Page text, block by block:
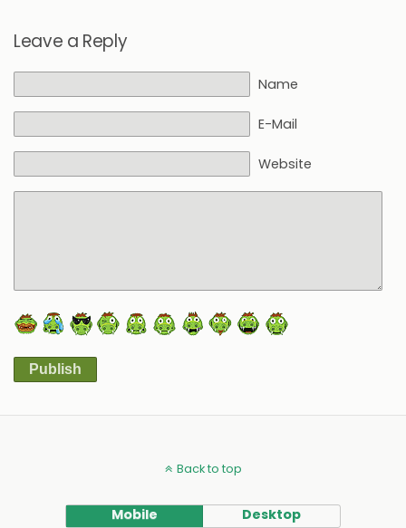
Leave a Reply
Name
E-Mail
Website
Publish
Back to top
Mobile Desktop